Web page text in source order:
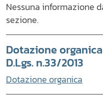
Nessuna informazione
sezione.
Dotazione
D.Lgs. n.33/2013
Dotazione organica